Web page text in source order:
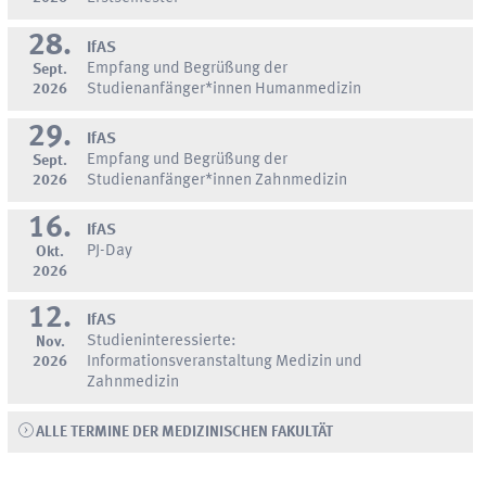
28.
Sept.
2026
IfAS
Empfang und Begrüßung der
Studienanfänger*innen Humanmedizin
29.
Sept.
2026
IfAS
Empfang und Begrüßung der
Studienanfänger*innen Zahnmedizin
16.
Okt.
2026
IfAS
PJ-Day
12.
Nov.
2026
IfAS
Studieninteressierte:
Informationsveranstaltung Medizin und
Zahnmedizin
ALLE TERMINE DER MEDIZINISCHEN FAKULTÄT